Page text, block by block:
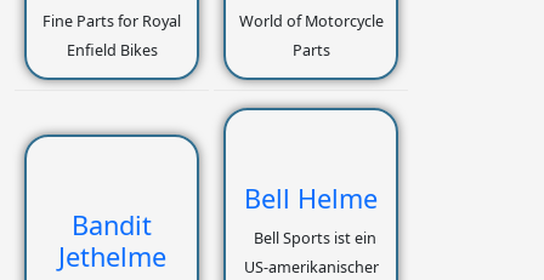
Fine Parts for Royal
Enfield Bikes
World of Motorcycle
Parts
Bandit
Jethelme
Bell Helme
Bell Sports ist ein
US-amerikanischer